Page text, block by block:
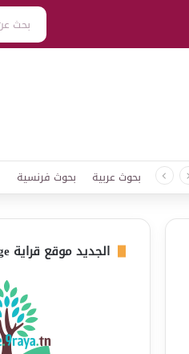
بحوث عربية بحوث فرنسية
الجديد موقع قراية Collège